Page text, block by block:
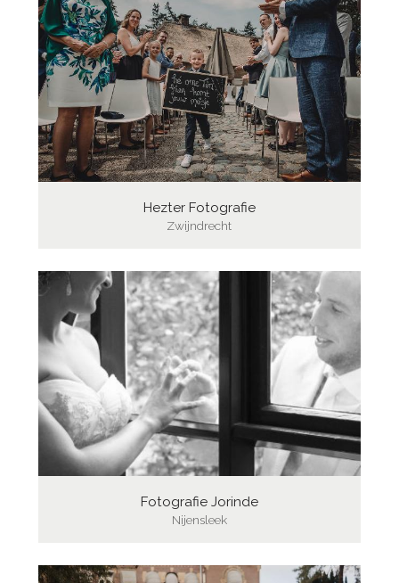
Hezter Fotografie
Zwijndrecht
Fotografie Jorinde
Nijensleek